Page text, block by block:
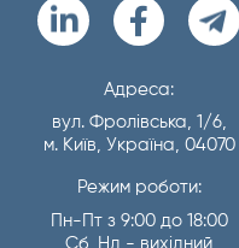
Адреса:
вул. Фролівська, 1/6,
м. Київ, Україна, 04070
Режим роботи:
Пн-Пт з 9:00 до 18:00
Сб, Нд - вихідний